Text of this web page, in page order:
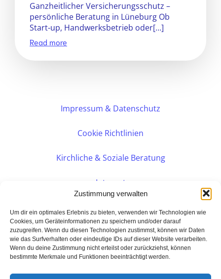
Zustimmung verwalten
Um dir ein optimales Erlebnis zu bieten, verwenden wir Technologien wie
Cookies, um Geräteinformationen zu speichern und/oder darauf
zuzugreifen. Wenn du diesen Technologien zustimmst, können wir Daten
wie das Surfverhalten oder eindeutige IDs auf dieser Website verarbeiten.
Wenn du deine Zustimmung nicht erteilst oder zurückziehst, können
bestimmte Merkmale und Funktionen beeinträchtigt werden.
Ganzheitlicher Versicherungsschutz –
persönliche Beratung in Lüneburg Ob
Start-up, Handwerksbetrieb oder[…]
Read more
Impressum & Datenschutz
Cookie Richtlinien
Kirchliche & Soziale Beratung
Intranet
PERSÖNLICHE BERATUNG
BarmeniaGothaer Agentur Rudolf